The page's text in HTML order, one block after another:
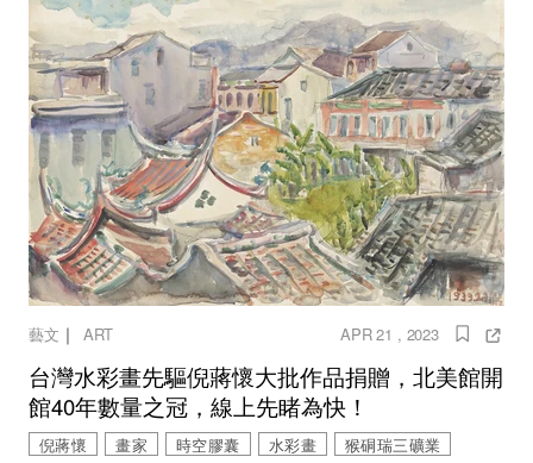
藝文 ｜ ART APR 21 , 2023
台灣水彩畫先驅倪蔣懷大批作品捐贈，北美館開
館40年數量之冠，線上先睹為快！
倪蔣懷 畫家 時空膠囊 水彩畫
猴硐瑞三礦業